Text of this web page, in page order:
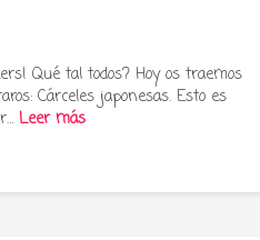
Qué tal todos? Hoy os traemos
Cárceles japonesas. Esto es
Leer más